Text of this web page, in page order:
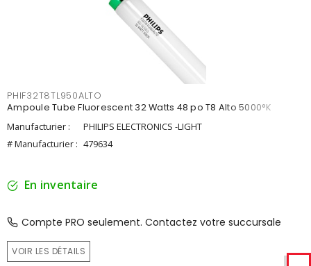
PHIF32T8TL950ALTO
Ampoule Tube Fluorescent 32 Watts 48 po T8 Alto 5000°K
Manufacturier :
PHILIPS ELECTRONICS -LIGHT
# Manufacturier : 479634
En inventaire
Compte PRO seulement. Contactez votre succursale
VOIR LES DÉTAILS